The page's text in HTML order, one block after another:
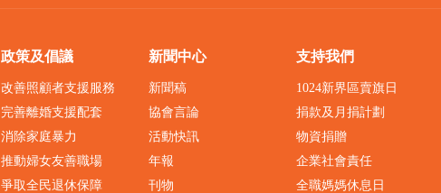
政策及倡議
改善照顧者支援服務
完善離婚支援配套
消除家庭暴力
推動婦女友善職場
爭取全民退休保障
新聞中心
新聞稿
協會言論
活動快訊
年報
刊物
支持我們
1024新界區賣旗日
捐款及月捐計劃
物資捐贈
企業社會責任
全職媽媽休息日